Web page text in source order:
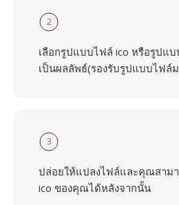
2
เลือกรูปแบบไฟล์ ico หรือรูปแ
เป็นผลลัพธ์(รองรับรูปแบบไฟล์
3
ปล่อยให้แปลงไฟล์และคุณสาม
ico ของคุณได้หลังจากนั้น